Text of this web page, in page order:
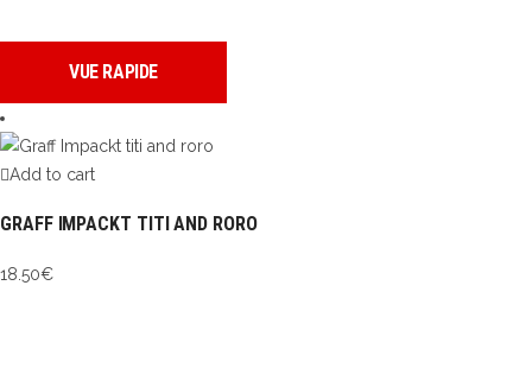
VUE RAPIDE
Add to cart
GRAFF IMPACKT TITI AND RORO
18.50€